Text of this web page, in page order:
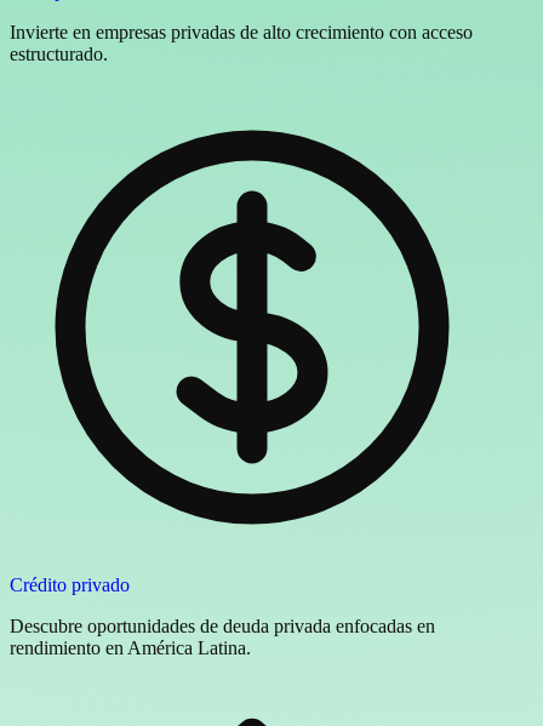
Invierte en empresas privadas de alto crecimiento con acceso
estructurado.
Crédito privado
Descubre oportunidades de deuda privada enfocadas en
rendimiento en América Latina.